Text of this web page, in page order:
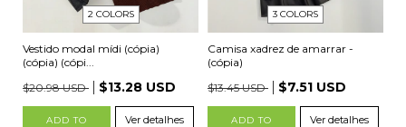
2 COLORS
Vestido modal mídi (cópia)
(cópia) (cópi...
$20.98 USD
$13.28 USD
ADD TO
Ver detalhes
3 COLORS
Camisa xadrez de amarrar -
(cópia)
$13.45 USD
$7.51 USD
ADD TO
Ver detalhes